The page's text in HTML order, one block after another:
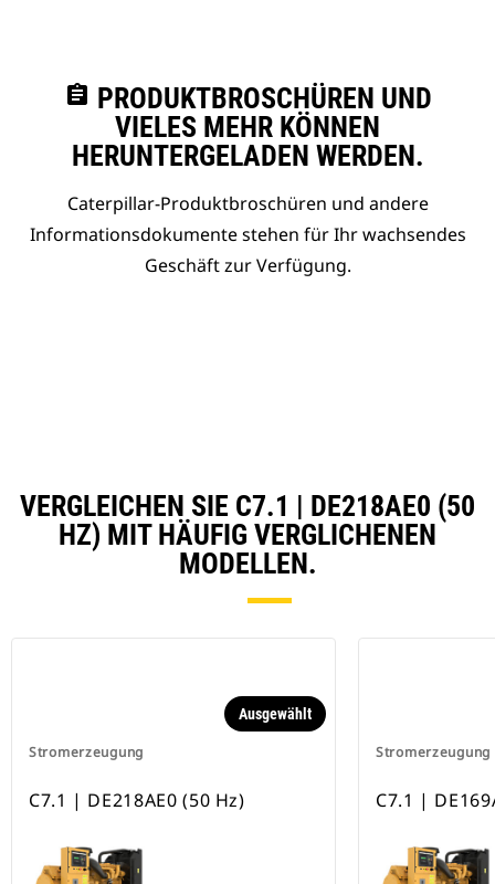
assignment PRODUKTBROSCHÜREN UND
VIELES MEHR KÖNNEN
HERUNTERGELADEN WERDEN.
Caterpillar-Produktbroschüren und andere
Informationsdokumente stehen für Ihr wachsendes
Geschäft zur Verfügung.
VERGLEICHEN SIE C7.1 | DE218AE0 (50
HZ) MIT HÄUFIG VERGLICHENEN
MODELLEN.
Stromerzeugung
Ausgewählt
C7.1 | DE218AE0 (50 Hz)
Stromerzeugung
C7.1 |